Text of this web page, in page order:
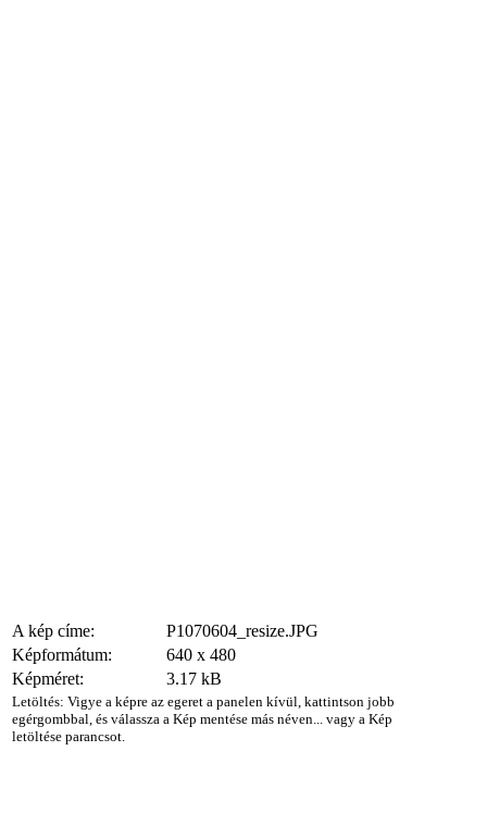
A kép címe:
P1070604_resize.JPG
Képformátum:
640 x 480
Képméret:
3.17 kB
Letöltés: Vigye a képre az egeret a panelen kívül, kattintson jobb
egérgombbal, és válassza a Kép mentése más néven... vagy a Kép
letöltése parancsot.